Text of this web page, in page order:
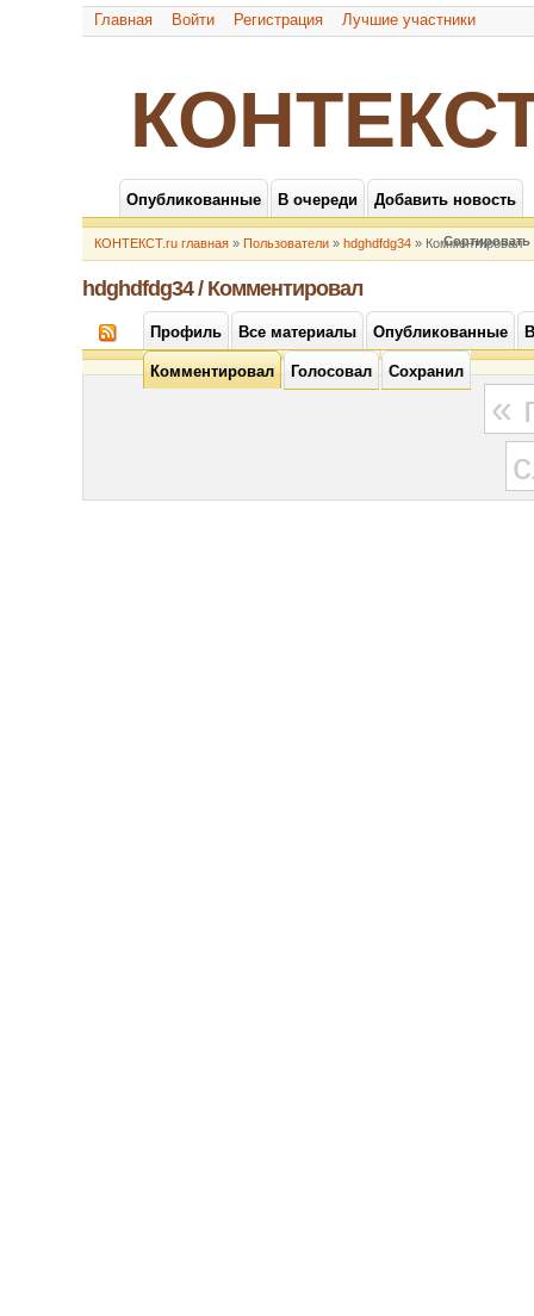
Главная Войти Регистрация Лучшие участники
Опубликованные В очереди Добавить новость
КОНТЕКСТ.ru главная » Пользователи » hdghdfdg34 » Комментировал
hdghdfdg34 / Комментировал
Профиль Все материалы Опубликованные
Комментировал Голосовал Сохранил
«